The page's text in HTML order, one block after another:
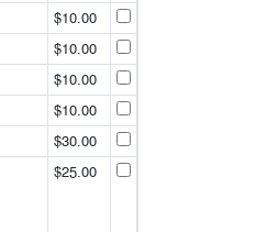
$10.00
$10.00
$10.00
$10.00
$30.00
$25.00